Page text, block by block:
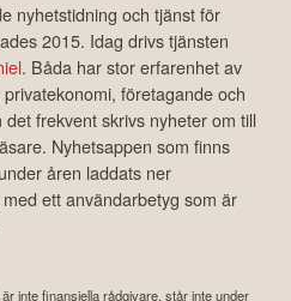
nyhetstidning och tjänst för
2015. Idag drivs tjänsten
. Båda har stor erfarenhet av
företagande och
frekvent skrivs nyheter om till
Nyhetsappen som finns
åren laddats ner
ett användarbetyg som är
inte finansiella rådgivare, står inte under